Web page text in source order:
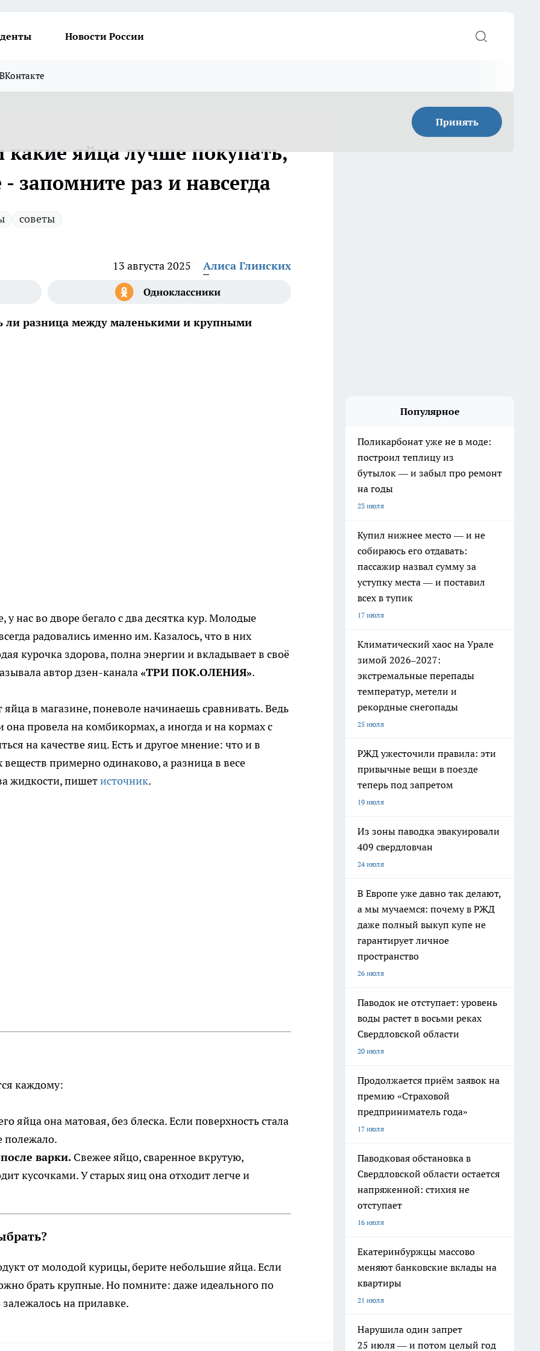
Новости России
Принять
какие яйца лучше покупать,
запомните раз и навсегда
советы
13 августа 2025 Алиса Глинских
ли разница между маленькими и крупными
нас во дворе бегало с два десятка кур. Молодые
радовались именно им. Казалось, что в них
курочка здорова, полна энергии и вкладывает в своё
автор дзен-канала «ТРИ ПОК.ОЛЕНИЯ».
в магазине, поневоле начинаешь сравнивать. Ведь
провела на комбикормах, а иногда и на кормах с
на качестве яиц. Есть и другое мнение: что и в
примерно одинаково, а разница в весе
жидкости, пишетисточник.
каждому:
яйца она матовая, без блеска. Если поверхность стала
полежало.
варки. Свежее яйцо, сваренное вкрутую,
кусочками. У старых яиц она отходит легче и
от молодой курицы, берите небольшие яйца. Если
брать крупные. Но помните: даже идеального по
на прилавке.
Популярное
Поликарбонат уже не в моде:
построил теплицу из
бутылок — и забыл про ремонт
на годы
23 июля
Купил нижнее место — и не
собираюсь его отдавать:
пассажир назвал сумму за
уступку места — и поставил
всех в тупик
17 июля
Климатический хаос на Урале
зимой 2026–2027:
экстремальные перепады
температур, метели и
рекордные снегопады
25 июля
РЖД ужесточили правила: эти
привычные вещи в поезде
теперь под запретом
19 июля
Из зоны паводка эвакуировали
409 свердловчан
24 июля
В Европе уже давно так делают,
а мы мучаемся: почему в РЖД
даже полный выкуп купе не
гарантирует личное
пространство
26 июля
Паводок не отступает: уровень
воды растет в восьми реках
Свердловской области
20 июля
Продолжается приём заявок на
премию «Страховой
предприниматель года»
17 июля
Паводковая обстановка в
Свердловской области остается
напряженной: стихия не
отступает
16 июля
Екатеринбуржцы массово
меняют банковские вклады на
квартиры
21 июля
Нарушила один запрет
25 июля — и потом целый год